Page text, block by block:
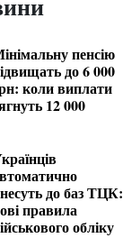
пенсію
до 6 000
коли виплати
12 000
до баз ТЦК:
правила
обліку